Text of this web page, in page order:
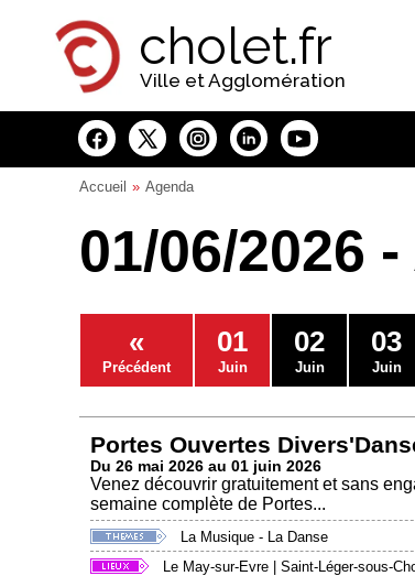
cholet.fr
Ville et Agglomération
Accueil Agenda
01/06/2026
«
Précédent
01
Juin
02
Juin
03
Juin
Portes Ouvertes
Du 26 mai 2026 au 01 juin 2026
Venez découvrir gratuitement et sans
semaine complète de Portes...
La Musique - La Danse
Le May-sur-Evre
Saint-Léger-sous-